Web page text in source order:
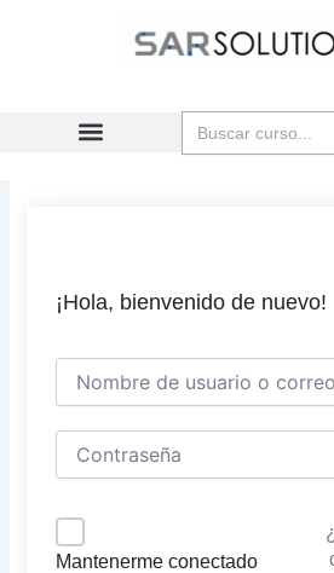
Buscar:
¡Hola, bienvenido de nuevo!
Mantenerme conectado